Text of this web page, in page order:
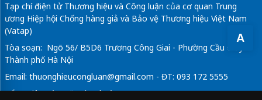
A
Tạp chí điện tử Thương hiệu và Công luận của cơ quan Trung
ương Hiệp hội Chống hàng giả và Bảo vệ Thương hiệu Việt Nam
(Vatap)
Tòa soạn: Ngõ 56/ B5D6 Trương Công Giai - Phường Cầu Giấy -
Thành phố Hà Nội
Email: thuonghieucongluan@gmail.com - ĐT: 093 172 5555
Tổng Biên Tập: Vũ Đức Thuận